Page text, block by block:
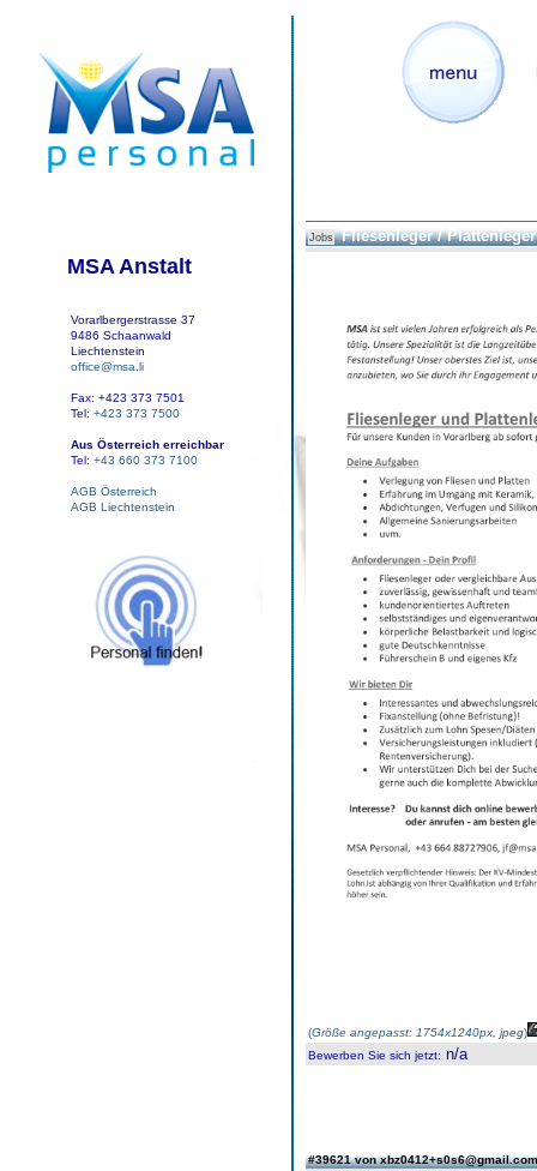
MSA Anstalt
Vorarlbergerstrasse 37
9486 Schaanwald
Liechtenstein
office@msa.li
Fax: +423 373 7501
Tel: +423 373 7500
Aus Österreich erreichbar
Tel: +43 660 373 7100
AGB Österreich
AGB Liechtenstein
Jobs Fliesenleger / Plattenleger
(Größe angepasst: 1754x1240px, jpeg)
Bewerben Sie sich jetzt: n/a
#39621 von